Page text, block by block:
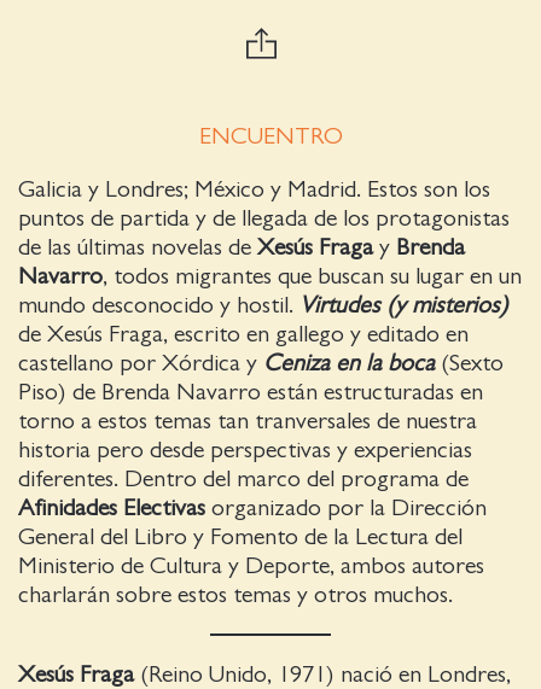
ENCUENTRO
Galicia y Londres; México y Madrid. Estos son los
puntos de partida y de llegada de los protagonistas
de las últimas novelas de Xesús Fragay Brenda
Navarro, todos migrantes que buscan su lugar en un
mundo desconocido y hostil. Virtudes (y misterios)
de Xesús Fraga, escrito en gallego y editado en
castellano por Xórdica y Ceniza en la boca (Sexto
Piso) de Brenda Navarro están estructuradas en
torno a estos temas tan tranversales de nuestra
historia pero desde perspectivas y experiencias
diferentes. Dentro del marco del programa de
Afinidades Electivas organizado por la Dirección
General del Libro y Fomento de la Lectura del
Ministerio de Cultura y Deporte, ambos autores
charlarán sobre estos temas y otros muchos.
Xesús Fraga(Reino Unido, 1971) nació en Londres,